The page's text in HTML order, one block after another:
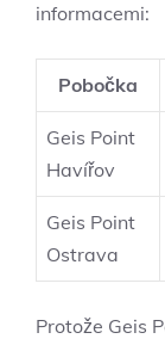
informacemi:
Pobočka
Geis Point
Havířov
Geis Point
Ostrava
Protože Geis